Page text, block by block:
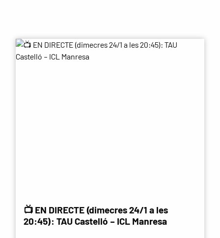
📺 EN DIRECTE (dimecres 24/1 a les
20:45): TAU Castelló – ICL Manresa